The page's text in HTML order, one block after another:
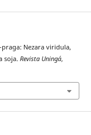
praga: Nezara viridula,
soja. Revista Uningá,